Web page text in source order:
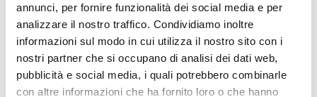
annunci, per fornire funzionalità dei social media e per
analizzare il nostro traffico. Condividiamo inoltre
informazioni sul modo in cui utilizza il nostro sito con i
nostri partner che si occupano di analisi dei dati web,
pubblicità e social media, i quali potrebbero combinarle
con altre informazioni che ha fornito loro o che hanno